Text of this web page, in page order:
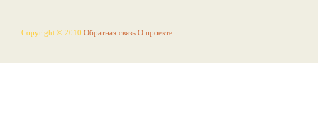
Copyright © 2010 Обратная связь О проекте